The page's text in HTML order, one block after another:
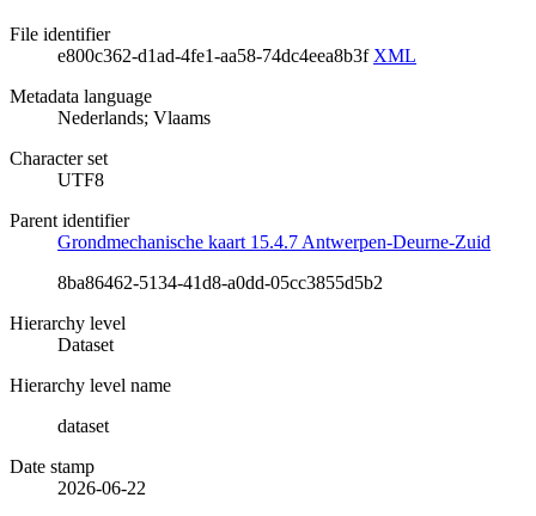
File identifier
e800c362-d1ad-4fe1-aa58-74dc4eea8b3f XML
Metadata language
Nederlands; Vlaams
Character set
UTF8
Parent identifier
Grondmechanische kaart 15.4.7 Antwerpen-Deurne-Zuid
8ba86462-5134-41d8-a0dd-05cc3855d5b2
Hierarchy level
Dataset
Hierarchy level name
dataset
Date stamp
2026-06-22